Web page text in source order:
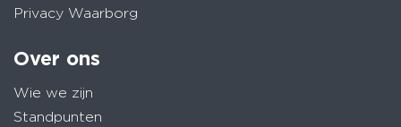
Privacy Waarborg
Over ons
Wie we zijn
Standpunten